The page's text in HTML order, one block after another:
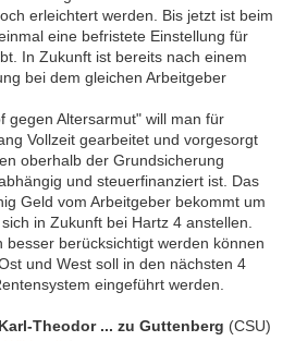
erleichtert werden. Bis jetzt ist beim
eine befristete Einstellung für
In Zukunft ist bereits nach einem
bei dem gleichen Arbeitgeber
gegen Altersarmut" will man für
Vollzeit gearbeitet und vorgesorgt
oberhalb der Grundsicherung
und steuerfinanziert ist. Das
Geld vom Arbeitgeber bekommt um
in Zukunft bei Hartz 4 anstellen.
besser berücksichtigt werden können
und West soll in den nächsten 4
eingeführt werden.
Theodor ... zu Guttenberg (CSU)